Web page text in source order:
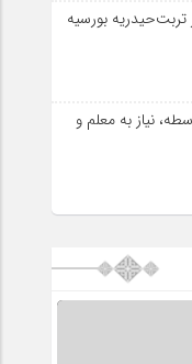
کنکور در تربت‌حیدریه بورسیه
نیاز به معلم و